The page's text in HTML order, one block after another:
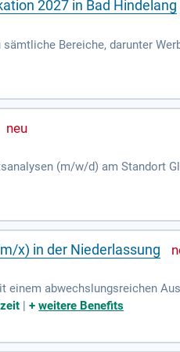
2027 in Bad Hindelang
Bereiche, darunter
effektiver
Mit einem mittleren
oder Eventmanager offen, und
(m/w/d) am Standort
pH-Wert-
Beruf, wie z.B.
und Teamfähigkeit. Bewerben
x) in der Niederlassung
abwechslungsreichen
Unsere
und zahlreiche
bei BMW unter
|+weitere Benefits